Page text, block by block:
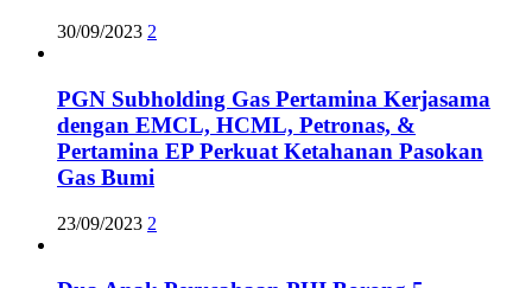
30/09/2023 2
PGN Subholding Gas Pertamina Kerjasama
dengan EMCL, HCML, Petronas, &
Pertamina EP Perkuat Ketahanan Pasokan
Gas Bumi
23/09/2023 2